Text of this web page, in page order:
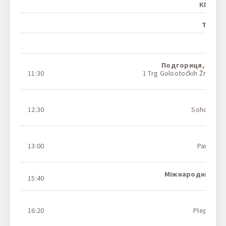
КПП
11:30
Подгориця,
1 Trg Golootočkih Žrtava,
12:30
Soho City
13:00
Parking
15:40
Міжнародний
16:20
Plepa